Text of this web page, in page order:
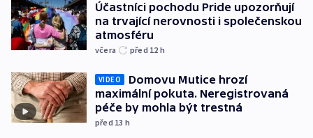
Účastníci pochodu Pride upozorňují
na trvající nerovnosti i společenskou
atmosféru
včera před 12 h
VIDEO
Domovu Mutice hrozí
maximální pokuta. Neregistrovaná
péče by mohla být trestná
před 13 h